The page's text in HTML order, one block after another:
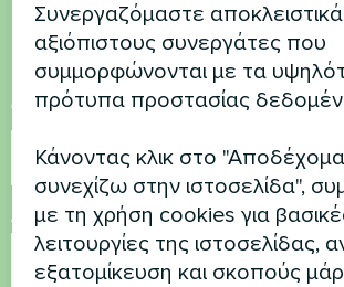
Επικοινωνήστε μαζί μας και
βοηθήσουμε
Όνομα
Αριθμός τηλεφώνου
Συνεργαζόμαστε
αξιόπιστους συνεργάτες που
συμμορφώνονται με τα
πρότυπα προστασίας
Κάνοντας κλικ στο
συνεχίζω στην ιστοσελίδα",
με τη χρήση cookies για
λειτουργίες της ιστοσελίδας,
εξατομίκευση και σκοπούς